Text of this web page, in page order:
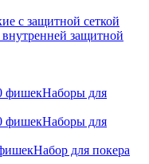
с защитной сеткой
защитной
Наборы для
Наборы для
Набор для покера